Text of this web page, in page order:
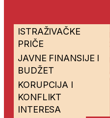
ISTRAŽIVAČKE
PRIČE
JAVNE FINANSIJE I
BUDŽET
KORUPCIJA I
KONFLIKT
INTERESA